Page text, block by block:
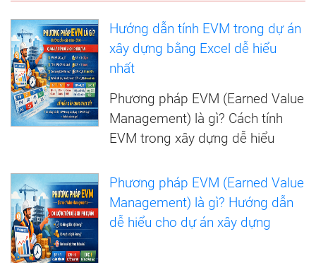
Hướng dẫn tính EVM trong dự án
xây dựng bằng Excel dễ hiểu
nhất
Phương pháp EVM (Earned Value
Management) là gì? Cách tính
EVM trong xây dựng dễ hiểu
Phương pháp EVM (Earned Value
Management) là gì? Hướng dẫn
dễ hiểu cho dự án xây dựng